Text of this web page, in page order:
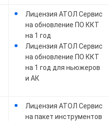
Лицензия АТОЛ Сервис
на обновление ПО ККТ
на 1 год
Лицензия АТОЛ Сервис
на обновление ПО ККТ
на 1 год для ньюжеров
и АК
Лицензия АТОЛ Сервис
на пакет инструментов